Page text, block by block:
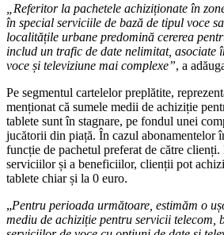
„Referitor la pachetele achiziționate în
în special serviciile de bază de tipul voce
localitățile urbane predomină cererea
includ un trafic de date nelimitat, asociate
voce și televiziune mai complexe”, a
Pe segmentul cartelelor preplătite,
menționat că sumele medii de achiziție
tablete sunt în stagnare, pe fondul unei
jucătorii din piață. În cazul abonamentelor
funcție de pachetul preferat de către
serviciilor și a beneficiilor, clienții pot
tablete chiar și la 0 euro.
„Pentru perioada următoare, estimăm o
mediu de achiziție pentru servicii telecom,